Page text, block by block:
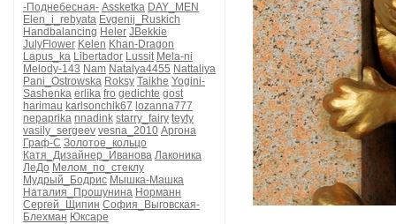
-Поднебесная- Assketka DAY_MEN
Elen_i_rebyata Evgenij_Ruskich
Handbalancing Heler JBekkie
JulyFlower Kelen Khan-Dragon
Lapus_ka Libertador Lussit Mela-ni
Melody-143 Nam Natalya4455 Nattaliya
Pani_Ostrowska Roksy Taikhe Yogini-
Sashenka erlika fro gedichte gost
harimau karlsonchik67 lozanna777
nepaprika nnadink starry_fairy teyty
vasily_sergeev vesna_2010 Аргона
Граф-С Золотое_кольцо
Катя_Дизайнер_Иванова Лаконика
ЛеДо Мелом_по_стеклу
Мудрый_Бодрис Мышка-Машка
Наталия_Прошунина Норманн
Сергей_Щипин София_Выговская-
Блехман Юксаре